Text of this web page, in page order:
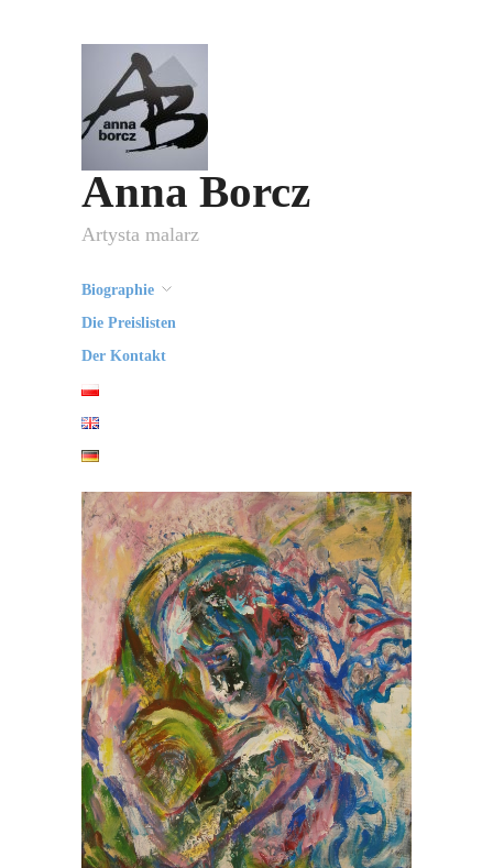
Anna Borcz
Artysta malarz
Biographie
Die Preislisten
Der Kontakt